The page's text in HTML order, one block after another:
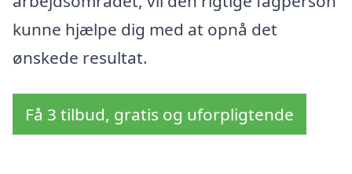
kunne hjælpe dig med at opnå det
ønskede resultat.
Få 3 tilbud, gratis og uforpligtende